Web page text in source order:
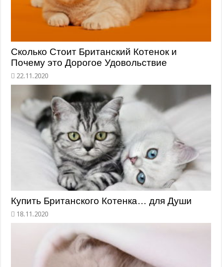
Сколько Стоит Британский Котенок и
Почему это Дорогое Удовольствие
Купить Британского Котенка… для Души